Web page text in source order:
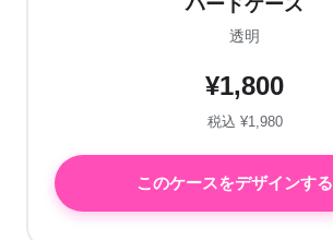
ハードケース
透明
¥1,800
税込 ¥1,980
このケースをデザインする